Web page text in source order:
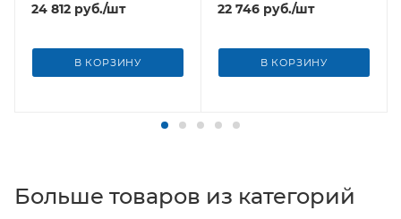
24 812 руб./шт
В КОРЗИНУ
22 746 руб./шт
В КОРЗИНУ
Больше товаров из категорий